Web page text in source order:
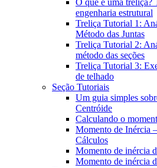
O que é uma treliça?
engenharia estrutural
Treliça Tutorial 1:
Método das Juntas
Treliça Tutorial 2:
método das seções
Treliça Tutorial 3:
de telhado
Seção Tutoriais
Um guia simples
Centróide
Calculando o
Momento de Inércia
Cálculos
Momento de inércia
Momento de inércia